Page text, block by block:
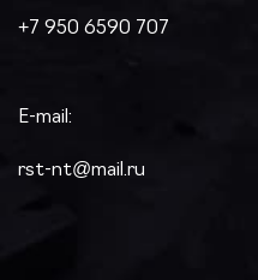
+7 950 6590 707
E-mail:
rst-nt@mail.ru